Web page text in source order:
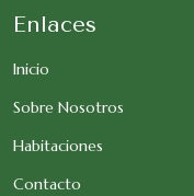
Enlaces
Inicio
Sobre Nosotros
Habitaciones
Contacto